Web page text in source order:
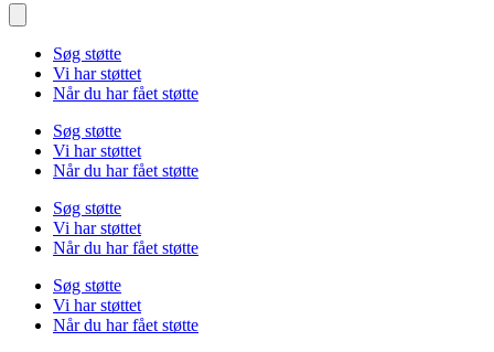
Søg støtte
Vi har støttet
Når du har fået støtte
Søg støtte
Vi har støttet
Når du har fået støtte
Søg støtte
Vi har støttet
Når du har fået støtte
Søg støtte
Vi har støttet
Når du har fået støtte